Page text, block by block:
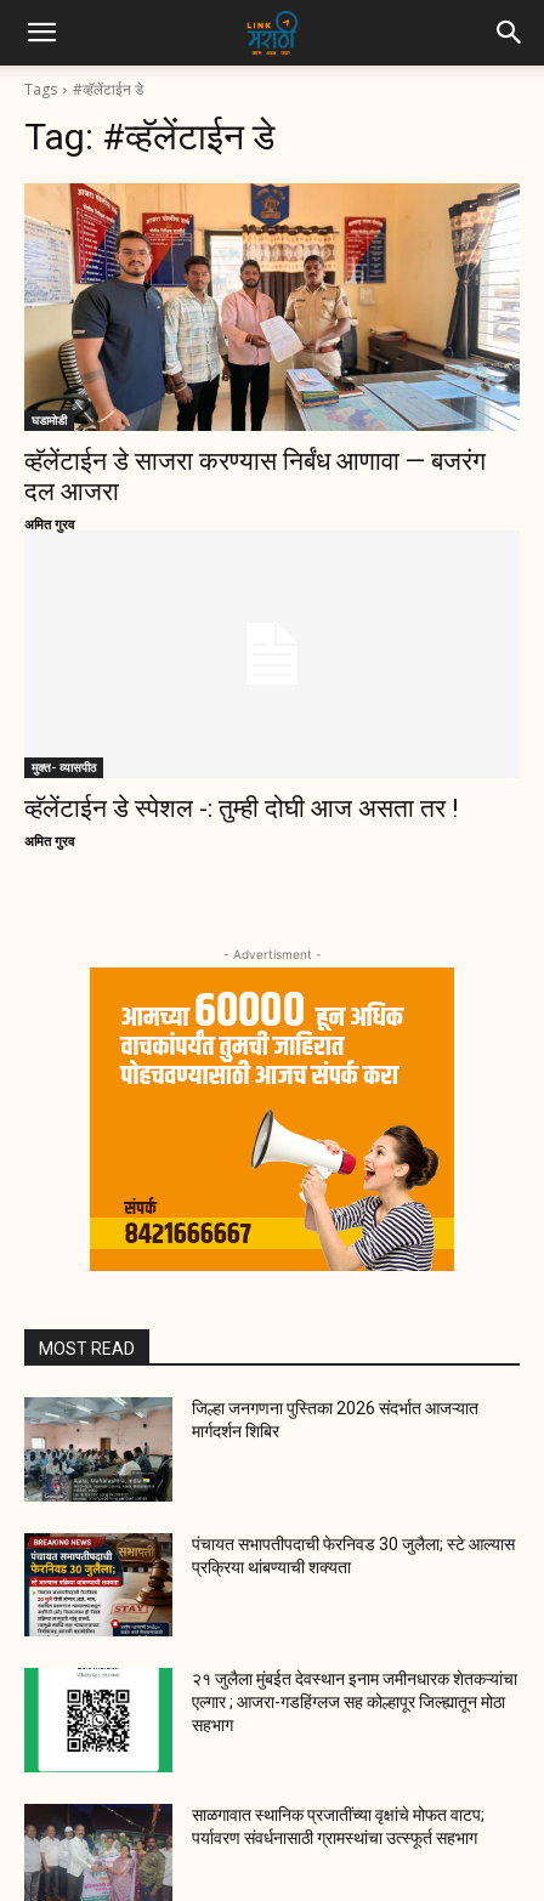
Tags #व्हॅलेंटाईन डे
Tag: #व्हॅलेंटाईन डे
घडामोडी
व्हॅलेंटाईन डे साजरा करण्यास निर्बंध आणावा — बजरंग
दल आजरा
अमित गुरव
मुक्त- व्यासपीठ
व्हॅलेंटाईन डे स्पेशल -: तुम्ही दोघी आज असता तर !
अमित गुरव
- Advertisment -
MOST READ
जिल्हा जनगणना पुस्तिका 2026 संदर्भात आजऱ्यात
मार्गदर्शन शिबिर
पंचायत सभापतीपदाची फेरनिवड 30 जुलैला; स्टे आल्यास
प्रक्रिया थांबण्याची शक्यता
२१ जुलैला मुंबईत देवस्थान इनाम जमीनधारक शेतकऱ्यांचा
एल्गार ; आजरा-गडहिंग्लज सह कोल्हापूर जिल्ह्यातून मोठा
सहभाग
साळगावात स्थानिक प्रजातींच्या वृक्षांचे मोफत वाटप;
पर्यावरण संवर्धनासाठी ग्रामस्थांचा उत्स्फूर्त सहभाग